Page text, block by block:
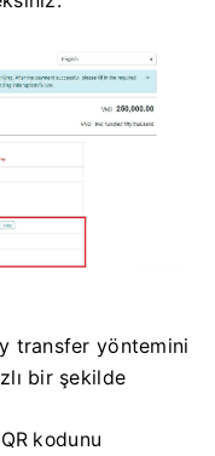
transfer yöntemini
bir şekilde
kodunu